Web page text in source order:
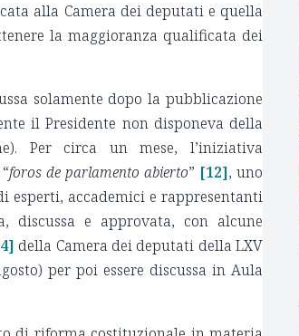
alla Camera dei deputati e quella
la maggioranza qualificata dei
solamente dopo la pubblicazione
il Presidente non disponeva della
Per circa un mese, l’iniziativa
foros de parlamento abierto” [12], uno
esperti, accademici e rappresentanti
discussa e approvata, con alcune
della Camera dei deputati della LXV
per poi essere discussa in Aula